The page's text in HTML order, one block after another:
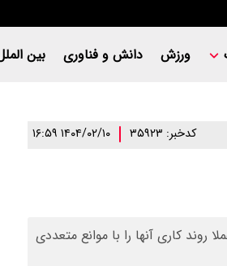
ورزش دانش و فناوری بین
کدخبر: ۳۵۹۲۳ ۱۴۰۴/۰۲/۱۰ ۱۶:۵۹
کاری آنها را با موانع متعددی